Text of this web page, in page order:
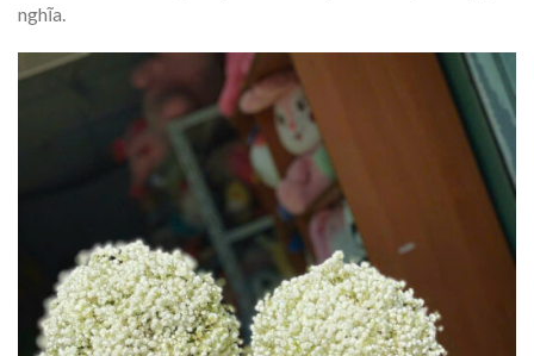
nghĩa.